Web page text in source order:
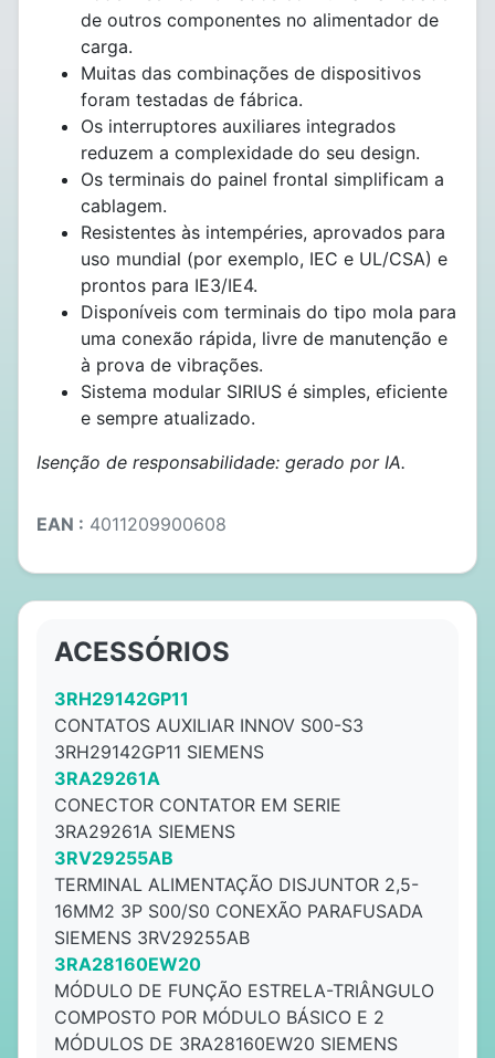
de outros componentes no alimentador de
carga.
Muitas das combinações de dispositivos
foram testadas de fábrica.
Os interruptores auxiliares integrados
reduzem a complexidade do seu design.
Os terminais do painel frontal simplificam a
cablagem.
Resistentes às intempéries, aprovados para
uso mundial (por exemplo, IEC e UL/CSA) e
prontos para IE3/IE4.
Disponíveis com terminais do tipo mola para
uma conexão rápida, livre de manutenção e
à prova de vibrações.
Sistema modular SIRIUS é simples, eficiente
e sempre atualizado.
Isenção de responsabilidade: gerado por IA.
EAN : 4011209900608
ACESSÓRIOS
3RH29142GP11
CONTATOS AUXILIAR INNOV S00-S3
3RH29142GP11 SIEMENS
3RA29261A
CONECTOR CONTATOR EM SERIE
3RA29261A SIEMENS
3RV29255AB
TERMINAL ALIMENTAÇÃO DISJUNTOR 2,5-
16MM2 3P S00/S0 CONEXÃO PARAFUSADA
SIEMENS 3RV29255AB
3RA28160EW20
MÓDULO DE FUNÇÃO ESTRELA-TRIÂNGULO
COMPOSTO POR MÓDULO BÁSICO E 2
MÓDULOS DE 3RA28160EW20 SIEMENS